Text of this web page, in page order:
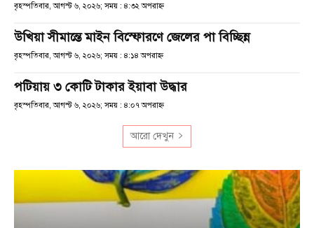
বৃহস্পতিবার, আগস্ট ৬, ২০২৬; সময় : ৪:৩২ অপরাহ্ণ
উখিয়া সীমান্তে মাইন বিস্ফোরণে জেলের পা বিচ্ছিন্ন
বৃহস্পতিবার, আগস্ট ৬, ২০২৬; সময় : ৪:১৪ অপরাহ্ণ
পটিয়ায় ৩ কোটি টাকার ইয়াবা উদ্ধার
বৃহস্পতিবার, আগস্ট ৬, ২০২৬; সময় : ৪:০৭ অপরাহ্ণ
আরো দেখুন